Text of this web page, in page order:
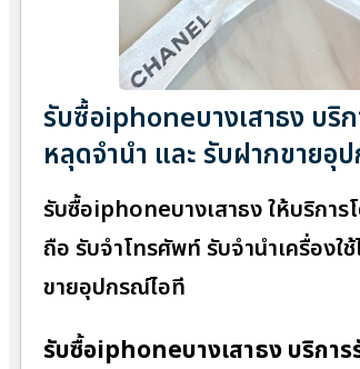
รับซื้อiphoneบางเสาธง บริ
หลุดจำนำ และ รับฝากขายอุ
รับซื้อiphoneบางเสาธง ให้บริกา
ถือ รับจำโทรศัพท์ รับจำนำเครื่อง
ขายอุปกรณ์ไอที
รับซื้อiphoneบางเสาธง บริกา